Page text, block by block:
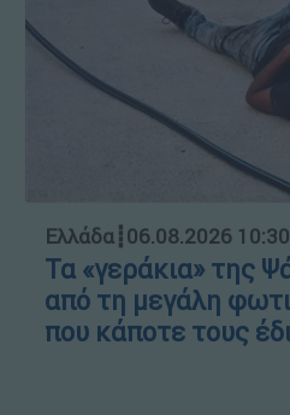
Ελλάδα┋06.08.2026 10:30
Τα «γεράκια» της
από τη μεγάλη
που κάποτε τους